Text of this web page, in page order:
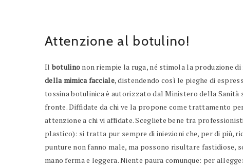
Attenzione al botulino!
Ilbotulino non riempie la ruga, né stimola la produzione
della mimica facciale, distendendo così le pieghe di
tossina botulinica è autorizzato dal Ministero della
fronte. Diffidate da chi ve la propone come trattamento
attenzione a chi vi affidate. Scegliete bene tra
plastico): si tratta pur sempre di iniezioni che, per di più,
punture non fanno male, ma possono risultare
mano ferma e leggera. Niente paura comunque: per